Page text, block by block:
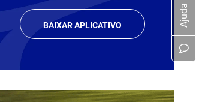
Ajuda
BAIXAR APLICATIVO